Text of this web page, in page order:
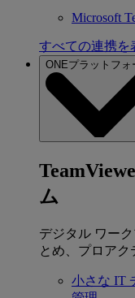
Microsoft
すべての連携を
ONEプラットフォ
ム
デジタル ワー
とめ、プロアク
小さな IT